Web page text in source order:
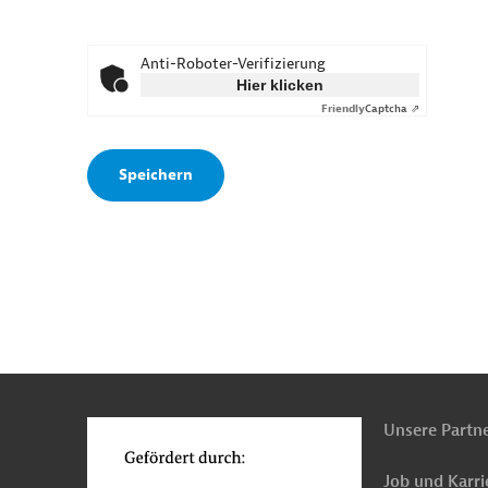
Anti-Roboter-Verifizierung
Hier klicken
FriendlyCaptcha ⇗
Unsere
Job und